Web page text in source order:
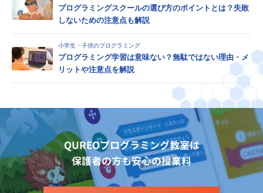
プログラミングスクールの選び方のポイントとは？失敗
しないための注意点も解説
小学生・子供のプログラミング
プログラミング学習は意味ない？無駄ではない理由・メ
リットや注意点を解説
QUREOプログラミング教室は
保護者の方も安心の授業料